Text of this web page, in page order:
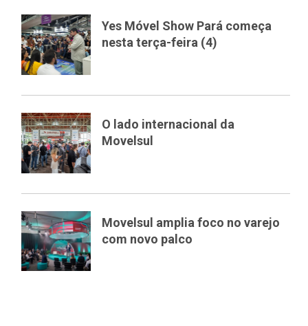
Yes Móvel Show Pará começa
nesta terça-feira (4)
O lado internacional da
Movelsul
Movelsul amplia foco no varejo
com novo palco